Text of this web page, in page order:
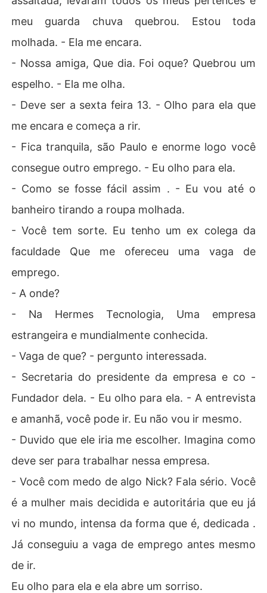
meu guarda chuva quebrou. Estou toda
molhada. - Ela me encara.
- Nossa amiga, Que dia. Foi oque? Quebrou um
espelho. - Ela me olha.
- Deve ser a sexta feira 13. - Olho para ela que
me encara e começa a rir.
- Fica tranquila, são Paulo e enorme logo você
consegue outro emprego. - Eu olho para ela.
- Como se fosse fácil assim . - Eu vou até o
banheiro tirando a roupa molhada.
- Você tem sorte. Eu tenho um ex colega da
faculdade Que me ofereceu uma vaga de
emprego.
- A onde?
- Na Hermes Tecnologia, Uma empresa
estrangeira e mundialmente conhecida.
- Vaga de que? - pergunto interessada.
- Secretaria do presidente da empresa e co -
Fundador dela. - Eu olho para ela. - A entrevista
e amanhã, você pode ir. Eu não vou ir mesmo.
- Duvido que ele iria me escolher. Imagina como
deve ser para trabalhar nessa empresa.
- Você com medo de algo Nick? Fala sério. Você
é a mulher mais decidida e autoritária que eu já
vi no mundo, intensa da forma que é, dedicada .
Já conseguiu a vaga de emprego antes mesmo
de ir.
Eu olho para ela e ela abre um sorriso.